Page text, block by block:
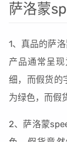
萨洛蒙
1、真品的萨
产品通常呈
细，而假货的
为绿色，而假
2、萨洛蒙